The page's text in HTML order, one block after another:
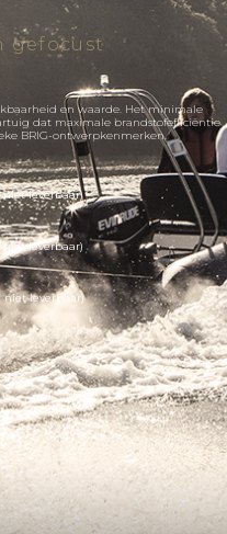
gefocust
en waarde. Het minimale
dat maximale brandstofefficiëntie
BRIG-ontwerpkenmerken.
niet leverbaar)
leverbaar)
niet leverbaar)